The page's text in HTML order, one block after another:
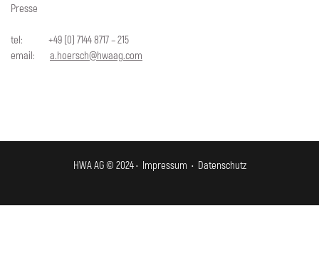
Presse
tel: +49 (0) 7144 8717 – 215
email: a.hoersch@hwaag.com
HWA AG © 2024 • Impressum • Datenschutz